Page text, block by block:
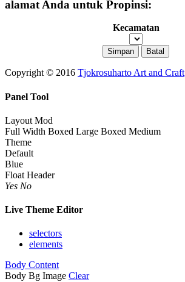
alamat Anda untuk Propinsi:
Kecamatan
Copyright © 2016 Tjokrosuharto Art and Craft
Panel Tool
Layout Mod
Full Width Boxed Large Boxed Medium
Theme
Default
Blue
Float Header
Yes No
Live Theme Editor
selectors
elements
Body Content
Body Bg Image Clear